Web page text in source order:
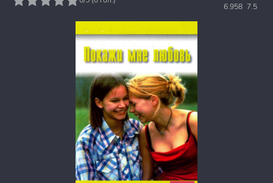
6.958 7.5